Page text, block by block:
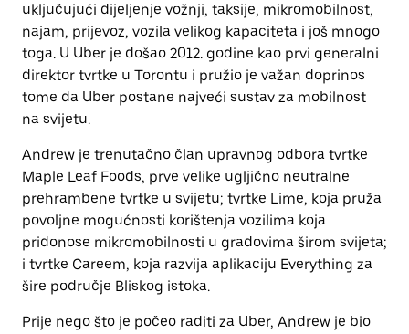
uključujući dijeljenje vožnji, taksije, mikromobilnost,
najam, prijevoz, vozila velikog kapaciteta i još mnogo
toga. U Uber je došao 2012. godine kao prvi generalni
direktor tvrtke u Torontu i pružio je važan doprinos
tome da Uber postane najveći sustav za mobilnost
na svijetu.
Andrew je trenutačno član upravnog odbora tvrtke
Maple Leaf Foods, prve velike ugljično neutralne
prehrambene tvrtke u svijetu; tvrtke Lime, koja pruža
povoljne mogućnosti korištenja vozilima koja
pridonose mikromobilnosti u gradovima širom svijeta;
i tvrtke Careem, koja razvija aplikaciju Everything za
šire područje Bliskog istoka.
Prije nego što je počeo raditi za Uber, Andrew je bio